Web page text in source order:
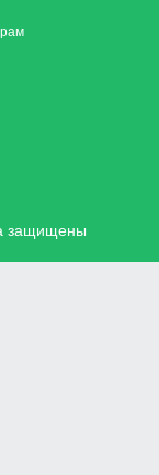
защищены